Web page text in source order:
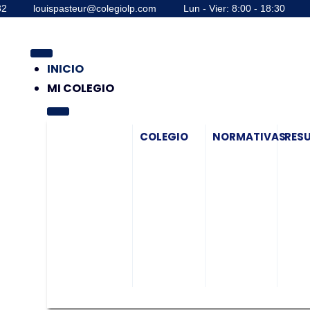
louispasteur@colegiolp.com Lun - Vier: 8:00 - 18:30
INICIO
MI COLEGIO
COLEGIO NORMATIVAS